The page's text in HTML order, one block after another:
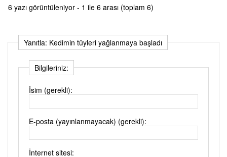
6 yazı görüntüleniyor - 1 ile 6 arası (toplam 6)
Yanıtla: Kedimin tüyleri yağlanmaya başladı
Bilgileriniz:
İsim (gerekli):
E-posta (yayınlanmayacak) (gerekli):
İnternet sitesi: